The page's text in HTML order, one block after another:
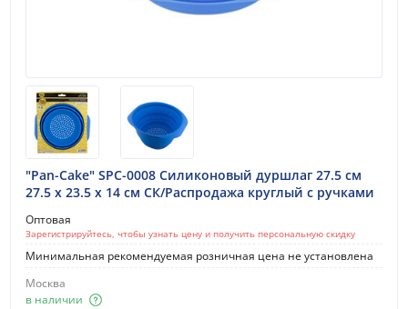
"Pan-Cake" SPC-0008 Силиконовый дуршлаг 27.5 см
27.5 x 23.5 x 14 см СК/Распродажа круглый с ручками
Оптовая
Зарегистрируйтесь, чтобы узнать цену и получить персональную скидку
Минимальная рекомендуемая розничная цена не установлена
Москва
в наличии